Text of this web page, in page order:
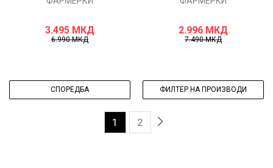
3.495 МКД
6.990МКД
2.996 МКД
7.490МКД
СПОРЕДБА ФИЛТЕР НА ПРОИЗВОДИ
1 2